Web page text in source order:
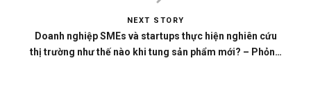
NEXT STORY
Doanh nghiệp SMEs và startups thực hiện nghiên cứu
thị trường như thế nào khi tung sản phẩm mới? – Phỏng